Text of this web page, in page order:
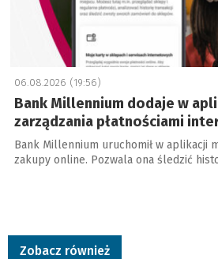
06.08.2026 (19:56)
Bank Millennium dodaje w
zarządzania płatnościami
Bank Millennium uruchomił w aplikacji
zakupy online. Pozwala ona śledzić
Zobacz również